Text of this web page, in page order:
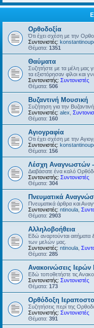
Ορθοδοξία
Ότι έχει σχέση με την
Συντονιστές:
Θέματα: 1351
Θαύματα
Συζητήστε με τα μέλη μας
τα εξιστόρησαν φίλοι και
Συντονιστής: Συντονιστές
Θέματα: 506
Βυζαντινή Μουσική
Συζήτηση για την
Συντονιστές: alex
Θέματα: 160
Αγιογραφία
Οτι έχει σχέση με την
Συντονιστές:
Θέματα: 156
Λέσχη Αναγνωστών -
Διαβάσατε ένα καλό
Συντονιστής: Συντονιστές
Θέματα: 304
Πνευματικά
Πνευματικά άρθρα και
Συντονιστές: ntinoula
Θέματα: 2903
Αλληλοβοήθεια
Εδώ αναρτούνται
των μελών μας.
Συντονιστές: ntinoula
Θέματα: 285
Ανακοινώσεις
Εδώ τοποθετήστε τις
Συντονιστής: Συντονιστές
Θέματα: 173
Ορθόδοξη
Συζητήσεις περί της
Συντονιστής: Συντονιστές
Θέματα: 391